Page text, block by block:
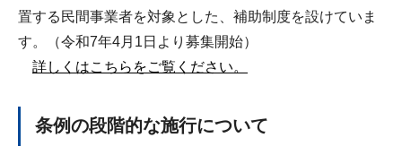
置する民間事業者を対象とした、補助制度を設けていま
す。（令和7年4月1日より募集開始）
詳しくはこちらをご覧ください。
条例の段階的な施行について